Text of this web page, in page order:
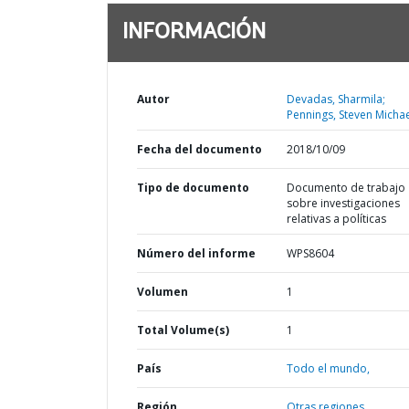
INFORMACIÓN
Autor
Devadas, Sharmila;
Pennings, Steven
Fecha del documento 2018/10/09
Tipo de documento
Documento de trabajo
sobre investigaciones
relativas a políticas
Número del informe WPS8604
Volumen 1
Total Volume(s) 1
País Todo el mundo,